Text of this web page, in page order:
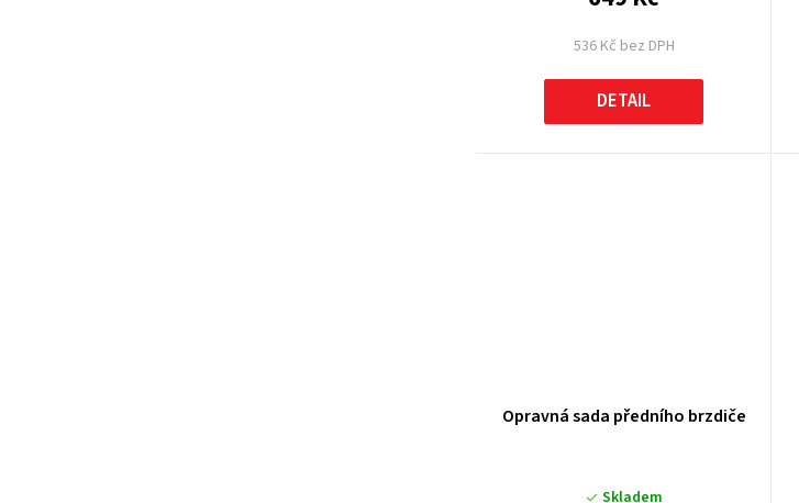
536 Kč bez DPH
DETAIL
Opravná sada předního brzdiče
Skladem